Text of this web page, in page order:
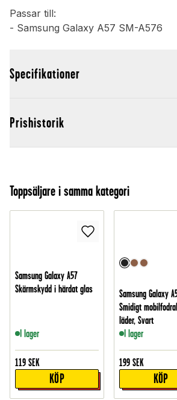
Passar till:
- Samsung Galaxy A57 SM-A576
Specifikationer
Prishistorik
Toppsäljare i samma kategori
Samsung Galaxy A57
Skärmskydd i härdat glas
I lager
119 SEK
KÖP
Samsung Galaxy
Smidigt
läder, Svart
I lager
199 SEK
KÖP